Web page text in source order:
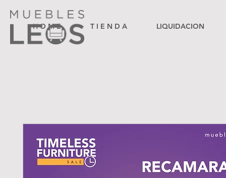
H O M E T I E N D A LIQUIDACION